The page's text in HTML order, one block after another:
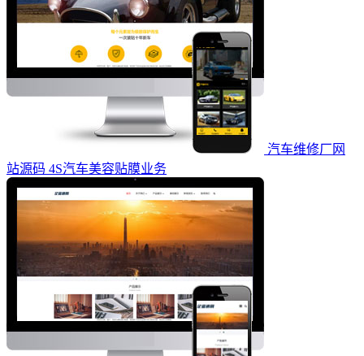
汽车维修厂网
站源码 4S汽车美容贴膜业务